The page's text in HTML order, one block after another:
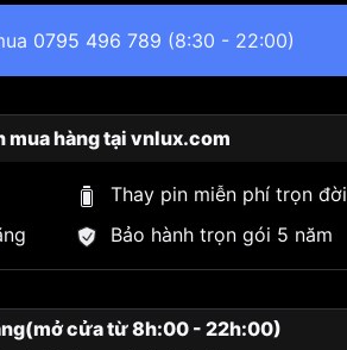
0795 496 789 (8:30 - 22:00)
mua hàng tại vnlux.com
Thay pin miễn phí trọn đời
Bảo hành trọn gói 5 năm
cửa từ 8h:00 - 22h:00)